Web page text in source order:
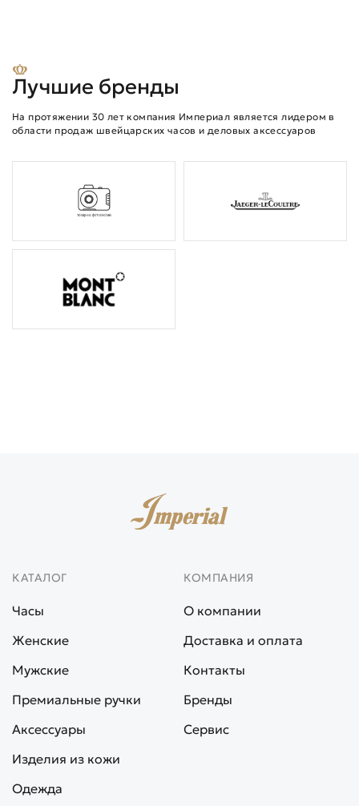
Лучшие бренды
На протяжении 30 лет компания Империал является лидером в
области продаж швейцарских часов и деловых аксессуаров
КАТАЛОГ
Часы
Женские
Мужские
Премиальные ручки
Аксессуары
Изделия из кожи
Одежда
КОМПАНИЯ
О компании
Доставка и оплата
Контакты
Бренды
Сервис